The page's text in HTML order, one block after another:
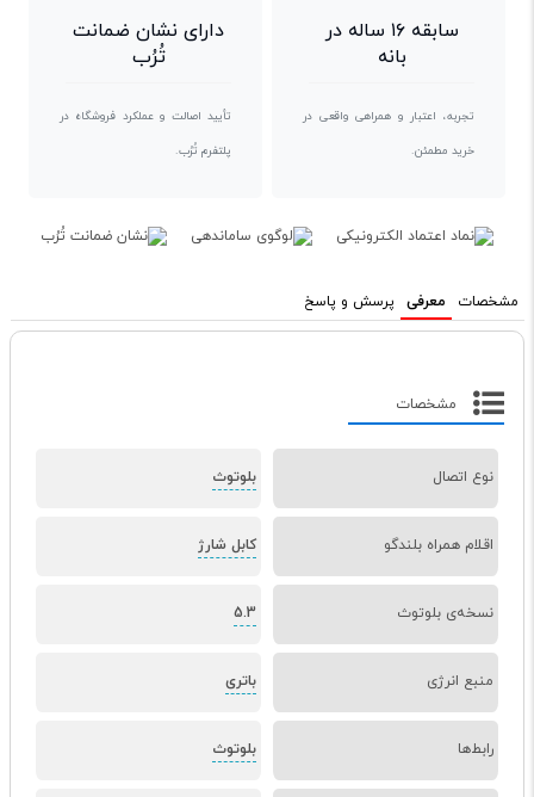
سابقه ۱۶ ساله در
بانه
تجربه، اعتبار و همراهی واقعی در
خرید مطمئن.
دارای نشان ضمانت
تُرُب
تأیید اصالت و عملکرد فروشگاه در
پلتفرم تُرُب.
مشخصات معرفی پرسش و پاسخ
مشخصات
نوع اتصال بلوتوث
اقلام همراه بلندگو کابل شارژ
نسخه‌ی بلوتوث 5.3
منبع انرژی باتری
رابط‌ها بلوتوث